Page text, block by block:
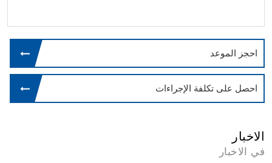
احجز الموعد
احصل على تكلفة الإجراءات
الاخبار
في الاخبار